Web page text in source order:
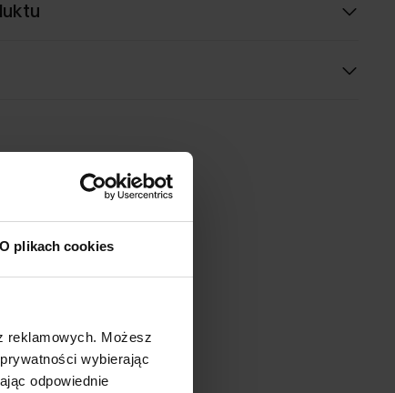
O plikach cookies
reklamowych. Możesz
wybierając
odpowiednie